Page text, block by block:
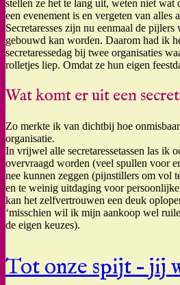
stellen ze het te lang uit, weten niet wat
een evenement is en vergeten van alles
Secretaresses zijn nu eenmaal de pijlers
gebouwd kan worden. Daarom had ik
secretaressedag bij twee organisaties
rolletjes liep. Omdat ze hun eigen
Wat komt er uit een
Zo merkte ik van dichtbij hoe
organisatie.
In vrijwel alle secretaressetassen las ik
overvraagd worden (veel spullen voor
nee kunnen zeggen (pijnstillers om vol
en te weinig uitdaging voor
kan het zelfvertrouwen een deuk
‘misschien wil ik mijn aankoop wel
de eigen keuzes).
Tot onze spijt – jij